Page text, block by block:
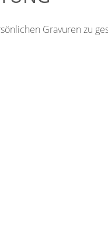
Gravuren zu